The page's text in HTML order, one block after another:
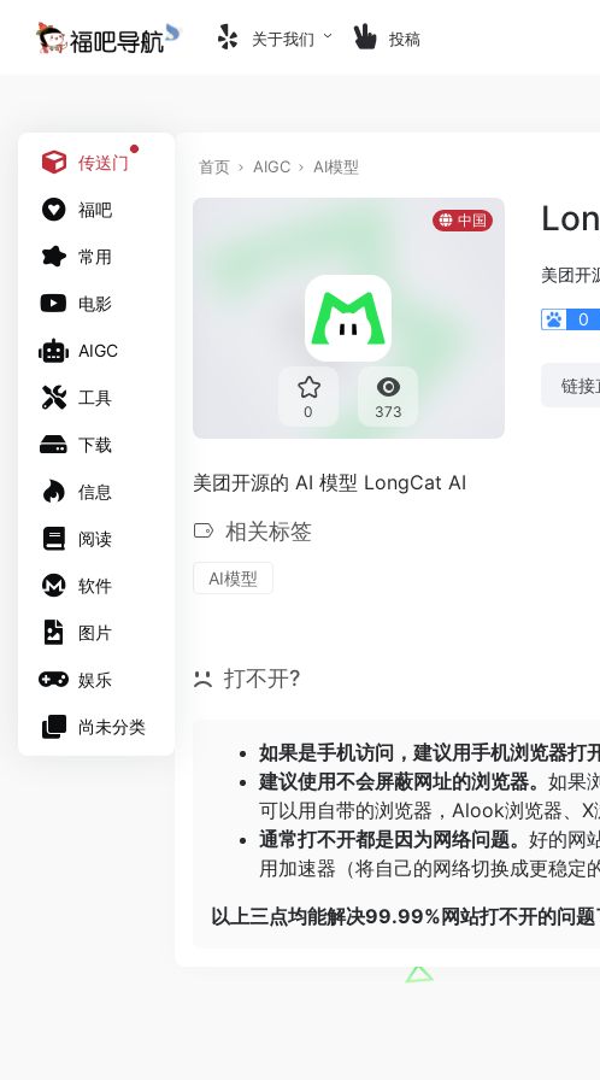
关于我们 投稿
传送门
福吧
常用
电影
AIGC
工具
下载
信息
阅读
软件
图片
娱乐
尚未分类
首页 AIGC AI模型
中国
0 373
美团开
0
链接
美团开源的 AI 模型 LongCat AI
相关标签
AI模型
打不开?
如果是手机访问，建议用手机浏览器打开
建议使用不会屏蔽网址的浏览器。 如果
可以用自带的浏览器， Alook浏览器 X
通常打不开都是因为网络问题。 好的网
用加速器（将自己的网络切换成更稳
以上三点均能解决99.99%网站打不开的问题